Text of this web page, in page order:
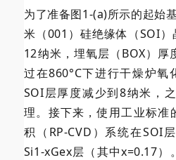
为了准备图1-(a)所示的起始
米（001）硅绝缘体（SOI
12纳米，埋氧层（BOX）厚
过在860°C下进行干燥炉氧
SOI层厚度减少到8纳米，
理。接下来，使用工业标准
积（RP-CVD）系统在SOI
Si1-xGex层（其中x=0.17